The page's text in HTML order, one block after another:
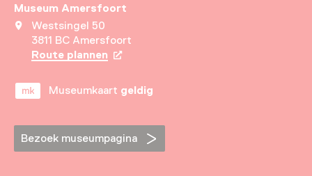
Museum Amersfoort
Westsingel 50
3811 BC Amersfoort
Route plannen Opent in een nieuw tabblad
Museumkaart geldig
Bezoek museumpagina